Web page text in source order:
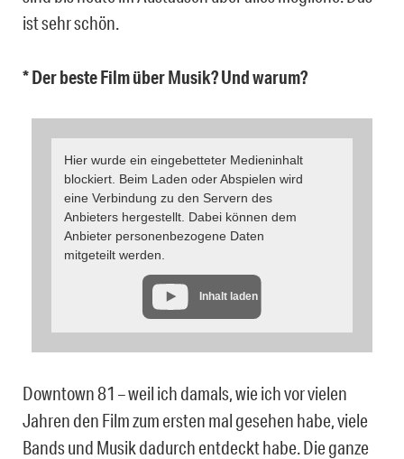
ist sehr schön.
* Der beste Film über Musik? Und warum?
Hier wurde ein eingebetteter Medieninhalt
blockiert. Beim Laden oder Abspielen wird
eine Verbindung zu den Servern des
Anbieters hergestellt. Dabei können dem
Anbieter personenbezogene Daten
mitgeteilt werden.
Inhalt laden
Downtown 81 – weil ich damals, wie ich vor vielen
Jahren den Film zum ersten mal gesehen habe, viele
Bands und Musik dadurch entdeckt habe. Die ganze